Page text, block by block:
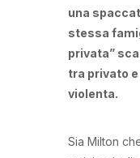
una
stessa
privata”
tra privato e
violenta.
Sia Milton